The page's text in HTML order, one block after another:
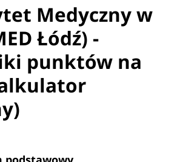
Medyczny w
Łódź) -
punktów na